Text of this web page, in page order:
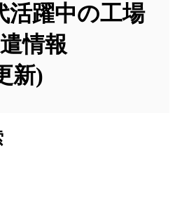
活躍中の工場
情報
新)